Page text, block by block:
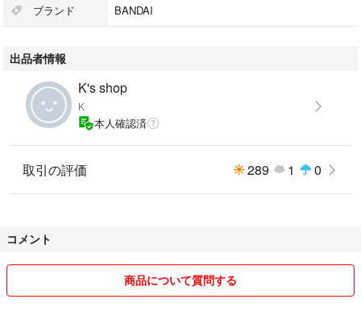
ブランド BANDAI
出品者情報
K's shop
K
本人確認済
取引の評価 289 1 0
コメント
商品について質問する